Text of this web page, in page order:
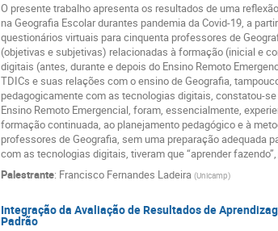
O presente trabalho apresenta os resultados de uma
na Geografia Escolar durantes pandemia da Covid-19, a
questionários virtuais para cinquenta professores de
(objetivas e subjetivas) relacionadas à formação (inicial e
digitais (antes, durante e depois do Ensino Remoto
TDICs e suas relações com o ensino de Geografia,
pedagogicamente com as tecnologias digitais, constatou-
Ensino Remoto Emergencial, foram, essencialmente,
formação continuada, ao planejamento pedagógico e à
professores de Geografia, sem uma preparação adequada
com as tecnologias digitais, tiveram que “aprender
Palestrante: Francisco Fernandes Ladeira (Unicamp)
Integração da Avaliação de Resultados de
Padrão